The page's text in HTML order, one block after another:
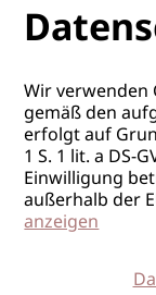
Wir verwenden
gemäß den
erfolgt auf
1 S. 1 lit. a DS-
Einwilligung
außerhalb der
anzeigen